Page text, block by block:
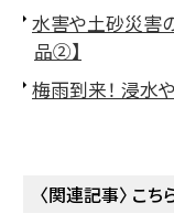
水害や土砂災害
品②】
梅雨到来！ 浸水
〈関連記事〉 こ